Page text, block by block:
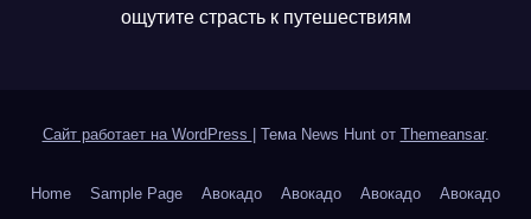
ощутите страсть к путешествиям
Сайт работает на WordPress Тема News Hunt от Themeansar.
Home Sample Page Авокадо Авокадо Авокадо Авокадо